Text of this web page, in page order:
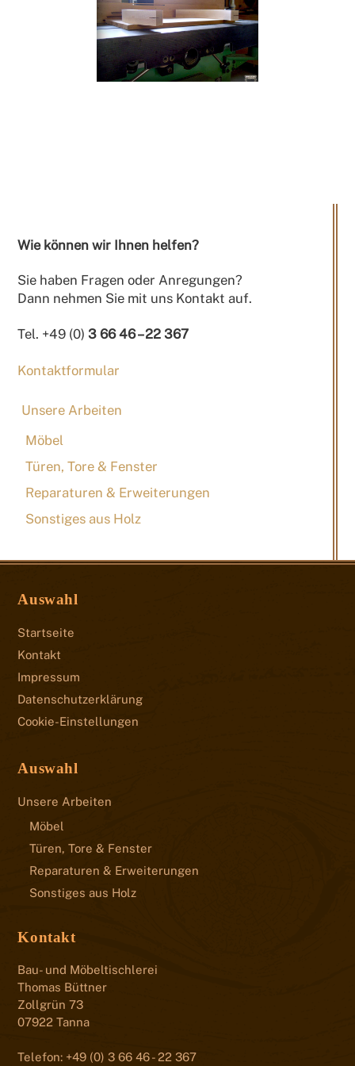
Wie können wir Ihnen helfen?
Sie haben Fragen oder Anregungen?
Dann nehmen Sie mit uns Kontakt auf.
Tel. +49 (0)3 66 46 – 22 367
Kontaktformular
Unsere Arbeiten
Möbel
Türen, Tore & Fenster
Reparaturen & Erweiterungen
Sonstiges aus Holz
Auswahl
Startseite
Kontakt
Impressum
Datenschutzerklärung
Cookie-Einstellungen
Auswahl
Unsere Arbeiten
Möbel
Türen, Tore & Fenster
Reparaturen & Erweiterungen
Sonstiges aus Holz
Kontakt
Bau- und Möbeltischlerei
Thomas Büttner
Zollgrün 73
07922 Tanna
Telefon: +49 (0) 3 66 46 - 22 367